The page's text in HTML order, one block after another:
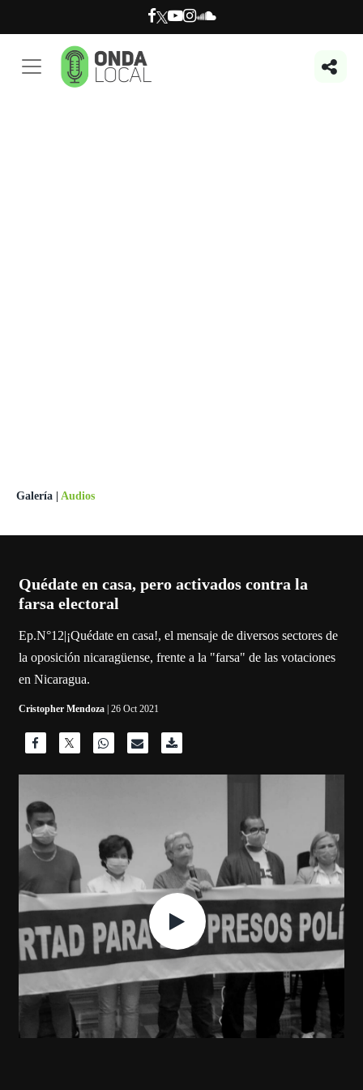
Galería Audios
Quédate en casa, pero activados contra la
farsa electoral
Ep.N°12|¡Quédate en casa!, el mensaje de diversos sectores de
la oposición nicaragüense, frente a la "farsa" de las votaciones
en Nicaragua.
Cristopher Mendoza | 26 Oct 2021